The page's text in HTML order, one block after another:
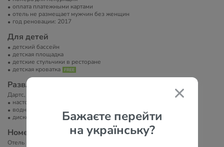
Бажаєте перейти
на українську?
оплата платежными картами
отель не размещает мужчин без женщин
год реновации: 2017
Для детей
детский бассейн
детская площадка
детские стульчики в ресторане
детская кроватка
Развлечение и спорт
Дартс, бадминтон, шахматы.
настольный теннис
водные развлечения
диско-клуб
Номера
Отель предлагает 48 standard rooms и 19 bungalow rooms.